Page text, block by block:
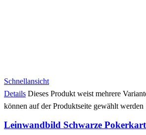
Schnellansicht
Details Dieses Produkt weist mehrere
können auf der Produktseite gewählt werden
Leinwandbild Schwarze